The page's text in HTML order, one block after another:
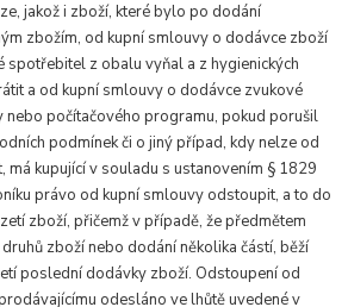
jakož i zboží, které bylo po dodání
zbožím, od kupní smlouvy o dodávce zboží
spotřebitel z obalu vyňal a z hygienických
a od kupní smlouvy o dodávce zvukové
nebo počítačového programu, pokud porušil
podmínek či o jiný případ, kdy nelze od
kupující v souladu s ustanovením § 1829
právo od kupní smlouvy odstoupit, a to do
zboží, přičemž v případě, že předmětem
zboží nebo dodání několika částí, běží
poslední dodávky zboží. Odstoupení od
odesláno ve lhůtě uvedené v